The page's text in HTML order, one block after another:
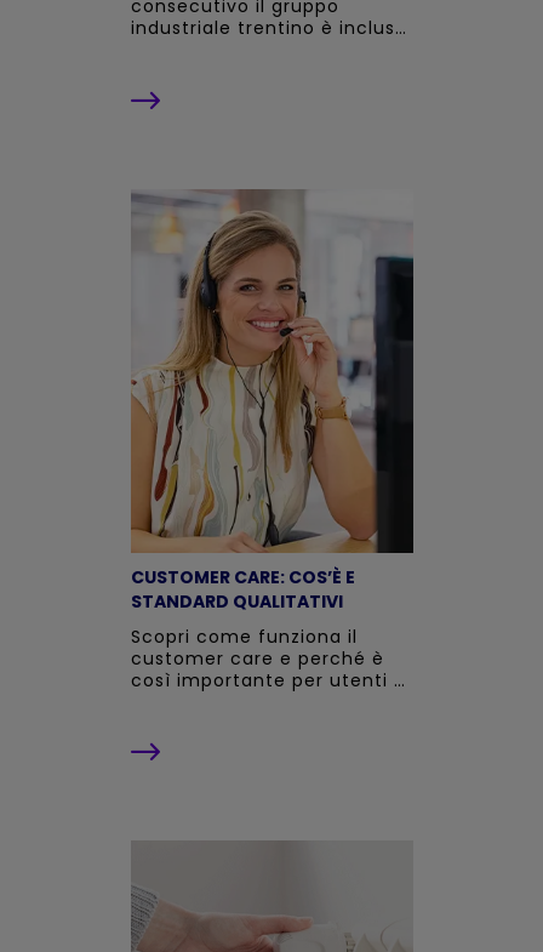
consecutivo il gruppo
industriale trentino è incluso
CUSTOMER CARE: COS’È E
STANDARD QUALITATIVI
Scopri come funziona il
customer care e perché è
così importante per utenti e